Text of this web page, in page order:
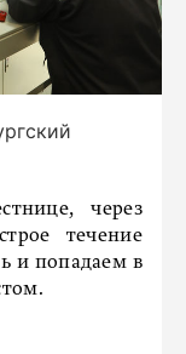
через
течение
и попадаем в